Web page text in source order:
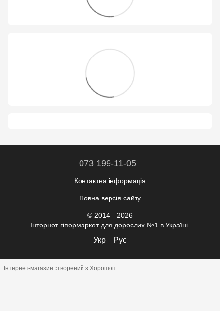
073 199-11-05
Контактна інформація
Повна версія сайту
© 2014—2026
Інтернет-гіпермаркет для дорослих №1 в Україні.
Укр Рус
Інтернет-магазин створений з Хорошоп